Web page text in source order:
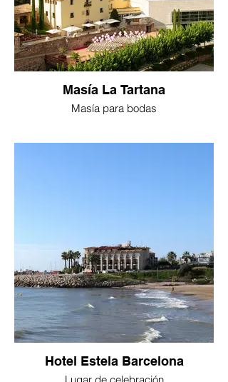
Masía La Tartana
Masía para bodas
Hotel Estela Barcelona